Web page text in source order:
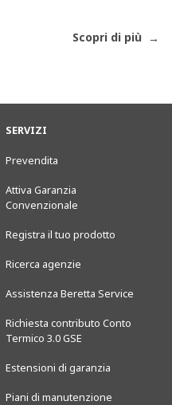
Scopri di più
SERVIZI
Prevendita
Attiva Garanzia
Convenzionale
Registra il tuo prodotto
Ricerca agenzie
Assistenza Beretta Service
Richiesta contributo Conto
Termico 3.0 GSE
Estensioni di garanzia
Piani di manutenzione